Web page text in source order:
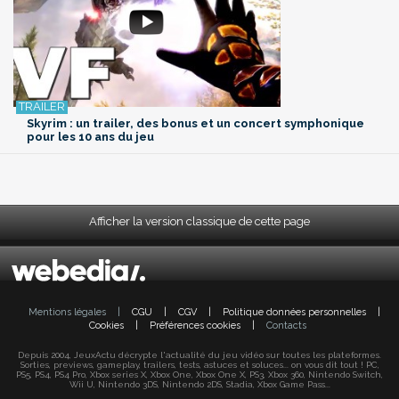
Skyrim : un trailer, des bonus et un concert symphonique
pour les 10 ans du jeu
Afficher la version classique de cette page
Mentions légales CGU CGV Politique données personnelles
Cookies
Préférences cookies Contacts
Depuis 2004, JeuxActu décrypte l'actualité du jeu vidéo sur toutes les plateformes.
Sorties, previews, gameplay, trailers, tests, astuces et soluces... on vous dit tout ! PC,
PS5, PS4, PS4 Pro, Xbox series X, Xbox One, Xbox One X, PS3, Xbox 360, Nintendo Switch,
Wii U, Nintendo 3DS, Nintendo 2DS, Stadia, Xbox Game Pass...